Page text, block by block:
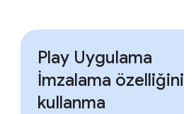
Play Uygulama
İmzalama özelliğini
kullanma